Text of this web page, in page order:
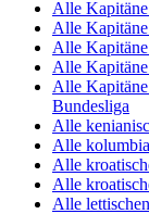
Alle
Alle
Alle
Alle
Alle
Bundesliga
Alle
Alle
Alle
Alle
Alle